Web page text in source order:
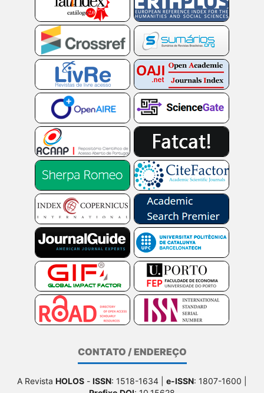
CONTATO / ENDEREÇO
A Revista HOLOS - ISSN: 1518-1634 | e-ISSN: 1807-1600 |